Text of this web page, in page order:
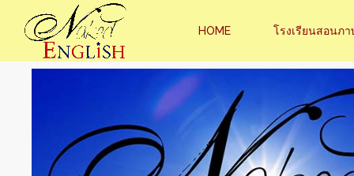
HOME โรงเรียนสอนภา